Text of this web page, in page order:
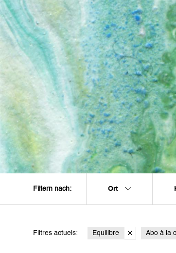
Filtern nach: Ort
Filtres actuels: Equilibre Abo à la